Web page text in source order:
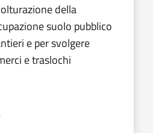
della
suolo pubblico
e per svolgere
e traslochi